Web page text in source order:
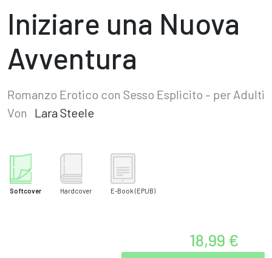
Iniziare una Nuova
Avventura
Romanzo Erotico con Sesso Esplicito – per Adulti
Von
Lara Steele
Softcover Hardcover E-Book (EPUB)
18,99 €